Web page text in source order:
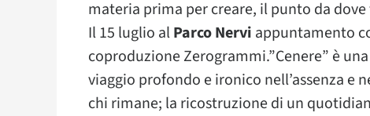
materia prima per creare, il punto da dove
Il 15 luglio alParco Nervi appuntamento
coproduzione Zerogrammi.”Cenere” è
viaggio profondo e ironico nell’assenza e
chi rimane; la ricostruzione di un